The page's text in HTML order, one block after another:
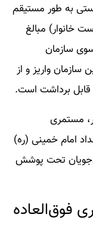
به طور مستیقم
خانوار) مبالغ
سازمان
واریز و از
مستمری
امام خمینی (ره)
تحت پوشش
فوق‌العاده